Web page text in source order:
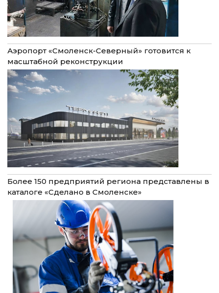
Аэропорт «Смоленск-Северный» готовится к
масштабной реконструкции
Более 150 предприятий региона представлены в
каталоге «Сделано в Смоленске»